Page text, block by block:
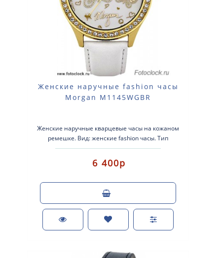
Женские наручные fashion часы
Morgan M1145WGBR
Женские наручные кварцевые часы на кожаном
ремешке. Вид: женские fashion часы. Тип
механизма: кварцевые. Корпус: латунь ..
6 400р